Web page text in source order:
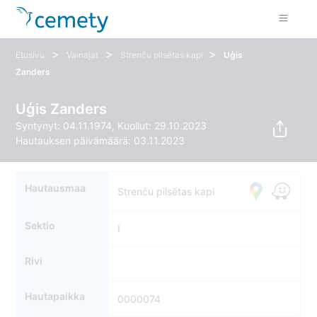
Etusivu > Vainajat > Strenču pilsētas kapi >
Uģis
Zanders
Uģis Zanders
Syntynyt: 04.11.1974, Kuollut: 29.10.2023
Hautauksen päivämäärä: 03.11.2023
Hautausmaa Strenču pilsētas kapi
Sektio I
Rivi
Hautapaikka 0000074